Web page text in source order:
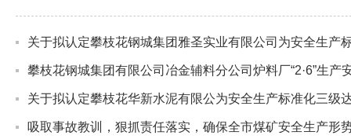
关于拟认定攀枝花钢城集团雅圣实业有限公司为安全生产
攀枝花钢城集团有限公司冶金辅料分公司炉料厂“2·6”生产
关于拟认定攀枝花华新水泥有限公为安全生产标准化三级
吸取事故教训，狠抓责任落实，确保全市煤矿安全生产形